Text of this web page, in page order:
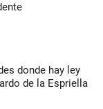
donde hay ley
de la Espriella